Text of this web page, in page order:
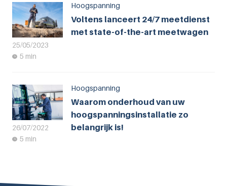
25/05/2023
5 min
Hoogspanning
Voltens lanceert 24/7 meetdienst
met state-of-the-art meetwagen
26/07/2022
5 min
Hoogspanning
Waarom onderhoud van uw
hoogspanningsinstallatie zo
belangrijk is!